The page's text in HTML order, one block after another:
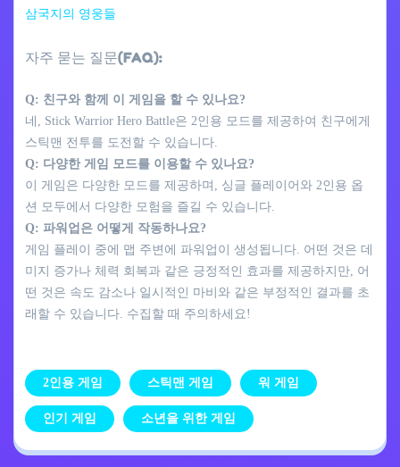
삼국지의 영웅들
자주 묻는 질문(FAQ):
Q: 친구와 함께 이 게임을 할 수 있나요?
네, Stick Warrior Hero Battle은 2인용 모드를 제공하여 친구에게
스틱맨 전투를 도전할 수 있습니다.
Q: 다양한 게임 모드를 이용할 수 있나요?
이 게임은 다양한 모드를 제공하며, 싱글 플레이어와 2인용 옵
션 모두에서 다양한 모험을 즐길 수 있습니다.
Q: 파워업은 어떻게 작동하나요?
게임 플레이 중에 맵 주변에 파워업이 생성됩니다. 어떤 것은 데
미지 증가나 체력 회복과 같은 긍정적인 효과를 제공하지만, 어
떤 것은 속도 감소나 일시적인 마비와 같은 부정적인 결과를 초
래할 수 있습니다. 수집할 때 주의하세요!
2인용 게임 스틱맨 게임 워 게임
인기 게임 소년을 위한 게임